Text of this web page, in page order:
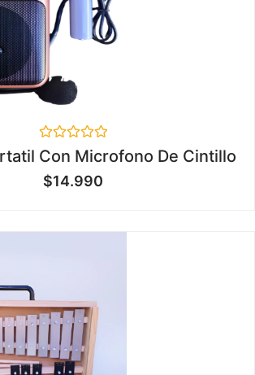
Valorado
en
0
de
Con Microfono De Cintillo
$14.990